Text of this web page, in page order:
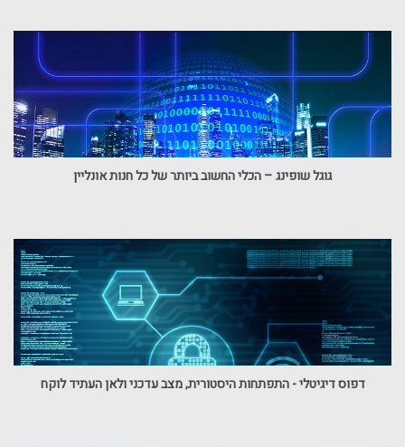
גוגל שופינג – הכלי החשוב ביותר של כל חנות אונליין
דפוס דיגיטלי - התפתחות היסטורית, מצב עדכני ולאן העתיד לוקח